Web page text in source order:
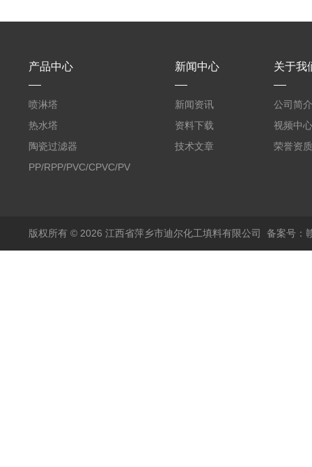
产品中心
喷淋塔
热水塔
陶瓷过滤器
PP/RPP/PVC/CPVC/PVDF
新闻中心
新闻资讯
资料下载
技术文章
关于我
公司简介
视频中心
荣誉资质
版权所有 © 2026 江西省萍乡市迪尔化工填料有限公司 备案号：